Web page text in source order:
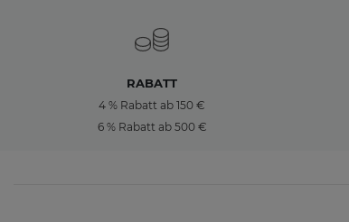
RABATT
4 % Rabatt ab 150 €
6 % Rabatt ab 500 €